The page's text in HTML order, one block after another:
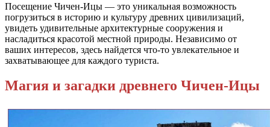
Посещение Чичен-Ицы — это уникальная возможность
погрузиться в историю и культуру древних цивилизаций,
увидеть удивительные архитектурные сооружения и
насладиться красотой местной природы. Независимо от
ваших интересов, здесь найдется что-то увлекательное и
захватывающее для каждого туриста.
Магия и загадки древнего Чичен-Ицы